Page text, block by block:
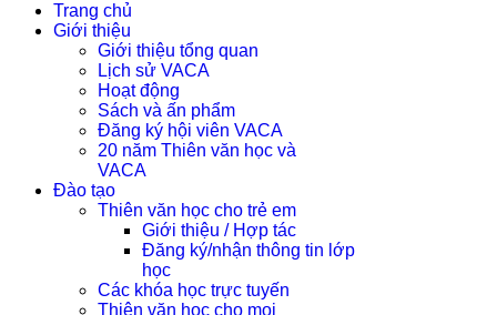
Trang chủ
Giới thiệu
Giới thiệu tổng quan
Lịch sử VACA
Hoạt động
Sách và ấn phẩm
Đăng ký hội viên VACA
20 năm Thiên văn học và
VACA
Đào tạo
Thiên văn học cho trẻ em
Giới thiệu / Hợp tác
Đăng ký/nhận thông tin lớp
học
Các khóa học trực tuyến
Thiên văn học cho mọi